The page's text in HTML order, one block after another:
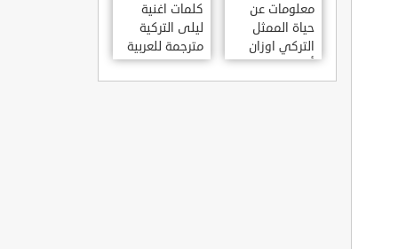
معلومات عن
حياة الممثل
التركي اوزان
أكبابا OZAN
AKBABA
كلمات اغنية
ليلى التركية
مترجمة للعربية
غناء المطرب
مراد دالكليليتش